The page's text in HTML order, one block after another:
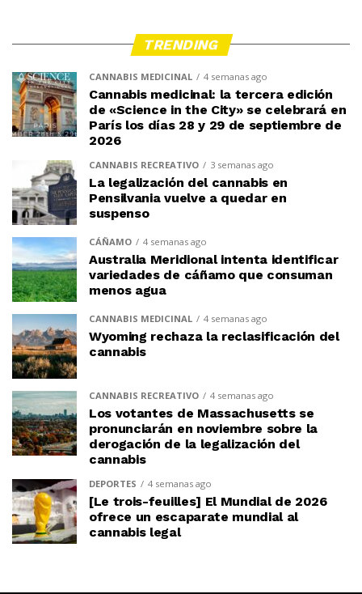
TRENDING
CANNABIS MEDICINAL 4 semanas ago
Cannabis medicinal: la tercera edición
de «Science in the City» se celebrará en
París los días 28 y 29 de septiembre de
2026
CANNABIS RECREATIVO 3 semanas ago
La legalización del cannabis en
Pensilvania vuelve a quedar en
suspenso
CÁÑAMO 4 semanas ago
Australia Meridional intenta identificar
variedades de cáñamo que consuman
menos agua
CANNABIS MEDICINAL 4 semanas ago
Wyoming rechaza la reclasificación del
cannabis
CANNABIS RECREATIVO 4 semanas ago
Los votantes de Massachusetts se
pronunciarán en noviembre sobre la
derogación de la legalización del
cannabis
DEPORTES 4 semanas ago
[Le trois-feuilles] El Mundial de 2026
ofrece un escaparate mundial al
cannabis legal